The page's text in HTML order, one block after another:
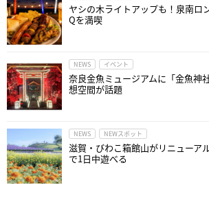
ヤシの木ライトアップも！泉南ロ
Qを満喫
NEWS イベント
奈良金魚ミュージアムに「金魚神
想空間が話題
NEWS NEWスポット
滋賀・びわこ箱館山がリニューア
で1日中遊べる